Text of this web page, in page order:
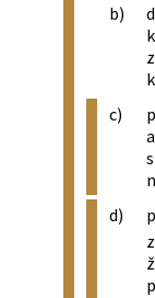
b)
c)
d)